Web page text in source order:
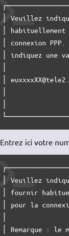
│ Veuillez
│
│ connexion
│ indiquez
│
│
Entrez ici votre
│ Veuillez
│ fournir
│ pour la
│ Remarque :